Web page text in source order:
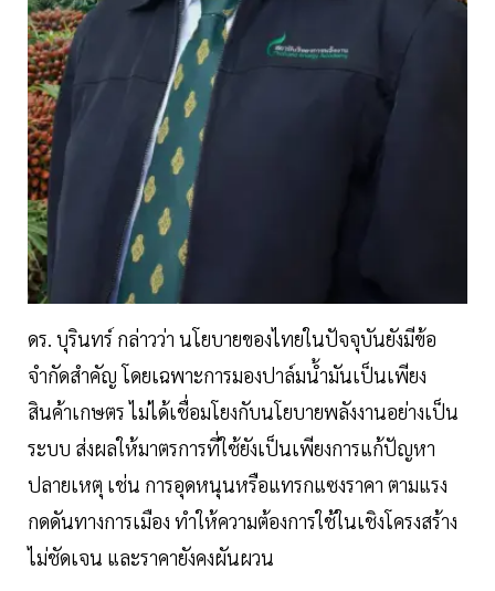
ดร. บุรินทร์ กล่าวว่า นโยบายของไทยในปัจจุบันยังมีข้อ
จำกัดสำคัญ โดยเฉพาะการมองปาล์มน้ำมันเป็นเพียง
สินค้าเกษตร ไม่ได้เชื่อมโยงกับนโยบายพลังงานอย่างเป็น
ระบบ ส่งผลให้มาตรการที่ใช้ยังเป็นเพียงการแก้ปัญหา
ปลายเหตุ เช่น การอุดหนุนหรือแทรกแซงราคา ตามแรง
กดดันทางการเมือง ทำให้ความต้องการใช้ในเชิงโครงสร้าง
ไม่ชัดเจน และราคายังคงผันผวน